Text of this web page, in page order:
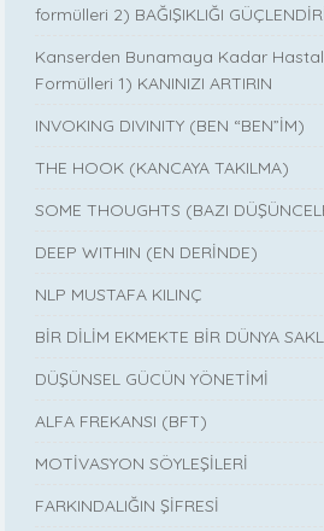
formülleri 2) BAĞIŞIKLIĞI
Kanserden Bunamaya Kadar
Formülleri 1) KANINIZI ARTIRIN
INVOKING DIVINITY (BEN “BEN”İM)
THE HOOK (KANCAYA TAKILMA)
SOME THOUGHTS (BAZI
DEEP WITHIN (EN DERİNDE)
NLP MUSTAFA KILINÇ
BİR DİLİM EKMEKTE BİR DÜNYA
DÜŞÜNSEL GÜCÜN YÖNETİMİ
ALFA FREKANSI (BFT)
MOTİVASYON SÖYLEŞİLERİ
FARKINDALIĞIN ŞİFRESİ